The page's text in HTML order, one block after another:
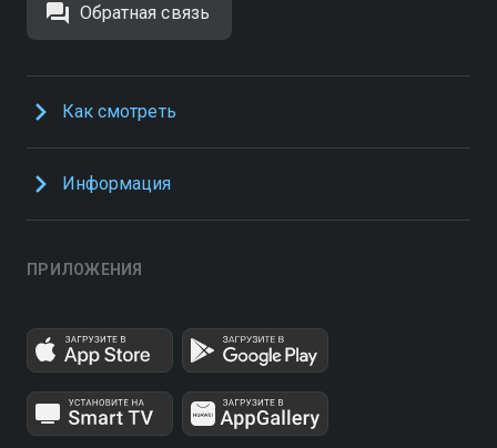
Обратная связь
Как смотреть
Информация
ПРИЛОЖЕНИЯ